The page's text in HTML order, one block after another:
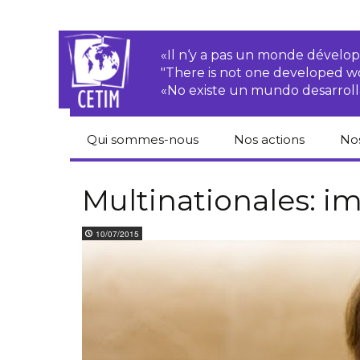
«Il n‘y a pas un monde
"There is not one developed
«No existe un mundo
Qui sommes-nous
Équipe
Rapports d’activités
Nos actions
paysan.nes
Droits économiques,
sociaux et culturels
Multinationales:
10/07/2015